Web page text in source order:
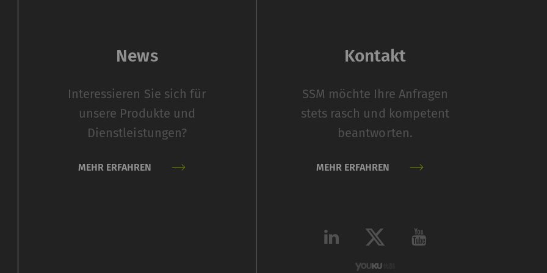
News
Interessieren Sie sich für
unsere Produkte und
Dienstleistungen?
MEHR ERFAHREN
Kontakt
SSM möchte Ihre Anfragen
stets rasch und kompetent
beantworten.
MEHR ERFAHREN
Anbieter
Speichert die Cookie-Consent-Einstellungen des
HTTP Rieter
anonym gesammelt und gemeldet werden. Marketing-